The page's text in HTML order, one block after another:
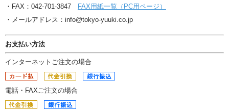
・FAX：042-701-3847
FAX用紙一覧（PC用ページ）
・メールアドレス：info@tokyo-yuuki.co.jp
お支払い方法
インターネットご注文の場合
電話・FAXご注文の場合